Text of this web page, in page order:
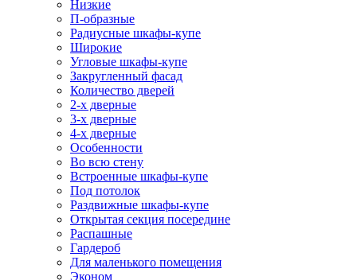
Низкие
П-образные
Радиусные шкафы-купе
Широкие
Угловые шкафы-купе
Закругленный фасад
Количество дверей
2-х дверные
3-х дверные
4-х дверные
Особенности
Во всю стену
Встроенные шкафы-купе
Под потолок
Раздвижные шкафы-купе
Открытая секция посередине
Распашные
Гардероб
Для маленького помещения
Эконом